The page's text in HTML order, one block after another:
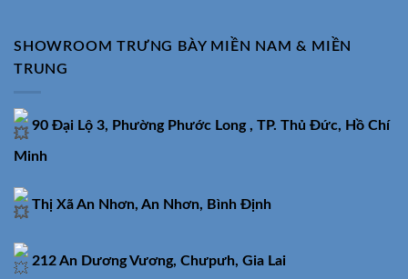
SHOWROOM TRƯNG BÀY MIỀN NAM & MIỀN
TRUNG
90 Đại Lộ 3, Phường Phước Long , TP. Thủ Đức, Hồ Chí
Minh
Thị Xã An Nhơn, An Nhơn, Bình Định
212 An Dương Vương, Chưpưh, Gia Lai